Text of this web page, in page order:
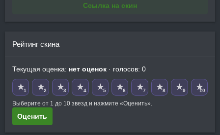
Ссылка на скин
Рейтинг скина
Текущая оценка: нет оценок · голосов: 0
★1 ★2 ★3 ★4 ★5 ★6 ★7 ★8 ★9 ★10
Выберите от 1 до 10 звезд и нажмите «Оценить».
Оценить